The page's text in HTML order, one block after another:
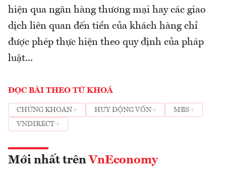
hiện qua ngân hàng thương mại hay các giao
dịch liên quan đến tiền của khách hàng chỉ
được phép thực hiện theo quy định của pháp
luật...
ĐỌC BÀI THEO TỪ KHOÁ
CHỨNG KHOÁN HUY ĐỘNG VỐN
MBS
VNDIRECT
Mới nhất trên VnEconomy